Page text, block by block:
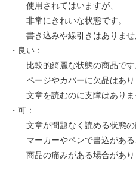
使用されてはいますが、
非常にきれいな状態です。
書き込みや線引きはありませ
・良い：
比較的綺麗な状態の商品です
ページやカバーに欠品はあり
文章を読むのに支障はありま
・可：
文章が問題なく読める状態の
マーカーやペンで書込がある
商品の痛みがある場合があり